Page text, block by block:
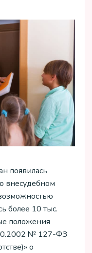
появилась
внесудебном
более 10 тыс.
положения
№ 127-ФЗ
о